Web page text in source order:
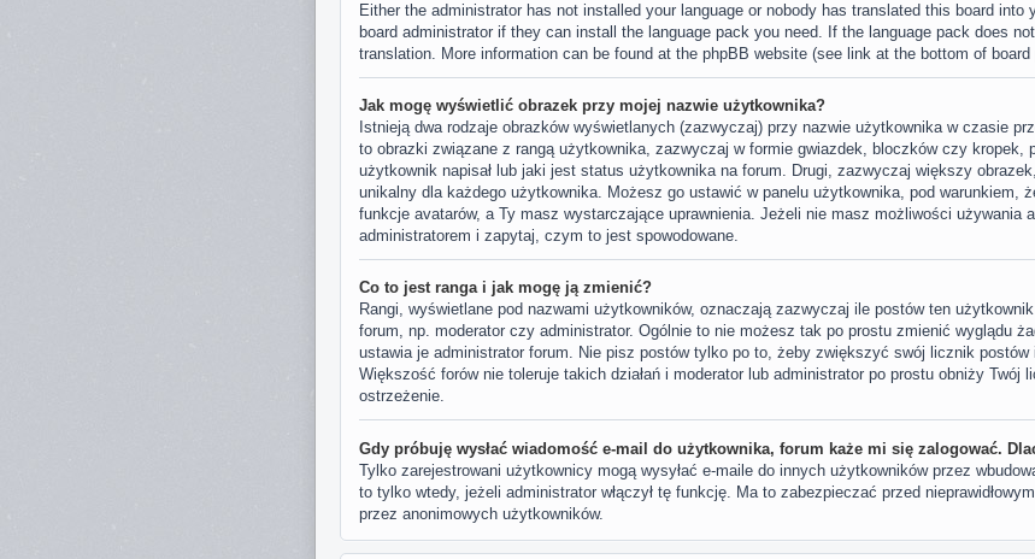
Either the administrator has not installed your language or nobody has translated this board into
board administrator if they can install the language pack you need. If the language pack does
translation. More information can be found at the phpBB website (see link at the bottom of board
Jak mogę wyświetlić obrazek przy mojej nazwie użytkownika?
Istnieją dwa rodzaje obrazków wyświetlanych (zazwyczaj) przy nazwie użytkownika w czasie
to obrazki związane z rangą użytkownika, zazwyczaj w formie gwiazdek, bloczków czy kropek,
użytkownik napisał lub jaki jest status użytkownika na forum. Drugi, zazwyczaj większy
unikalny dla każdego użytkownika. Możesz go ustawić w panelu użytkownika, pod warunkiem,
funkcje avatarów, a Ty masz wystarczające uprawnienia. Jeżeli nie masz możliwości używania
administratorem i zapytaj, czym to jest spowodowane.
Co to jest ranga i jak mogę ją zmienić?
Rangi, wyświetlane pod nazwami użytkowników, oznaczają zazwyczaj ile postów ten
forum, np. moderator czy administrator. Ogólnie to nie możesz tak po prostu zmienić wyglądu
ustawia je administrator forum. Nie pisz postów tylko po to, żeby zwiększyć swój licznik postów
Większość forów nie toleruje takich działań i moderator lub administrator po prostu obniży Twój
ostrzeżenie.
Gdy próbuję wysłać wiadomość e-mail do użytkownika, forum każe mi się zalogować.
Tylko zarejestrowani użytkownicy mogą wysyłać e-maile do innych użytkowników przez
to tylko wtedy, jeżeli administrator włączył tę funkcję. Ma to zabezpieczać przed
przez anonimowych użytkowników.